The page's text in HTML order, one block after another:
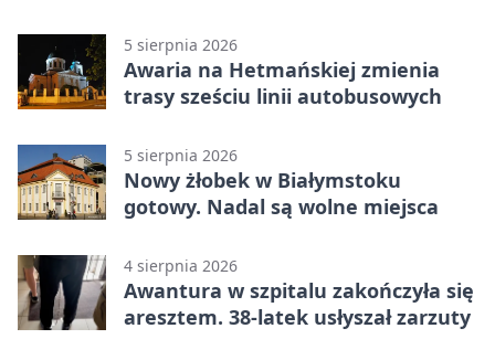
5 sierpnia 2026
Awaria na Hetmańskiej zmienia
trasy sześciu linii autobusowych
5 sierpnia 2026
Nowy żłobek w Białymstoku
gotowy. Nadal są wolne miejsca
4 sierpnia 2026
Awantura w szpitalu zakończyła się
aresztem. 38-latek usłyszał zarzuty